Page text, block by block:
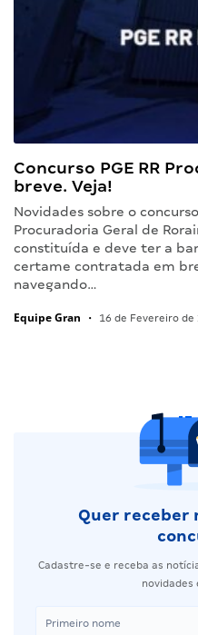
Concurso PGE RR
breve. Veja!
Novidades sobre o
Procuradoria Geral de
constituída e deve ter a
certame contratada em
navegando…
Equipe Gran • 16 de Fevereiro de
Quer receber
Cadastre-se e receba as
novidades